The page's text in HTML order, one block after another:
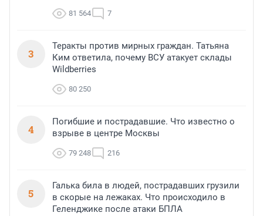
81 564 7
3
Теракты против мирных граждан. Татьяна
Ким ответила, почему ВСУ атакует склады
Wildberries
80 250
4
Погибшие и пострадавшие. Что известно о
взрыве в центре Москвы
79 248 216
5
Галька била в людей, пострадавших грузили
в скорые на лежаках. Что происходило в
Геленджике после атаки БПЛА